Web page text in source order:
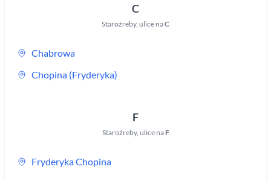
C
Staroźreby, ulice naC
Chabrowa
Chopina (Fryderyka)
F
Staroźreby, ulice na F
Fryderyka Chopina